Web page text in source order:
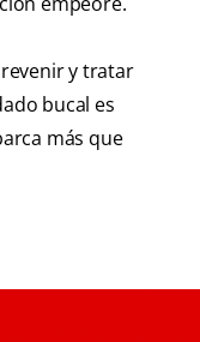
y tratar
bucal es
más que